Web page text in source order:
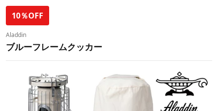
10％OFF
Aladdin
ブルーフレームクッカー